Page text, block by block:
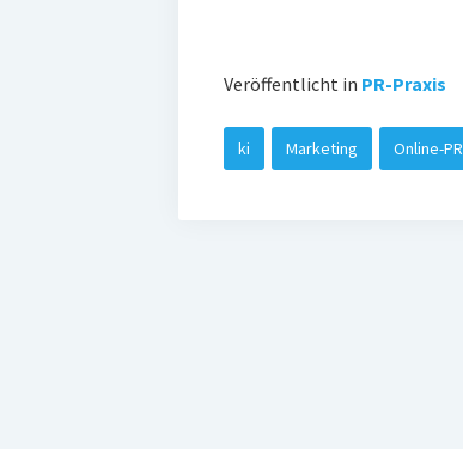
Veröffentlicht in PR-Praxis
ki Marketing Online-PR